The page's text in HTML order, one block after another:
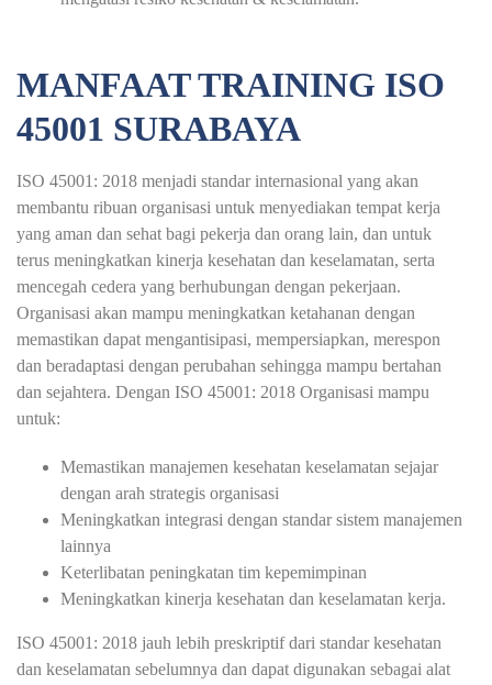
MANFAAT TRAINING ISO
45001 SURABAYA
ISO 45001: 2018 menjadi standar internasional yang akan
membantu ribuan organisasi untuk menyediakan tempat kerja
yang aman dan sehat bagi pekerja dan orang lain, dan untuk
terus meningkatkan kinerja kesehatan dan keselamatan, serta
mencegah cedera yang berhubungan dengan pekerjaan.
Organisasi akan mampu meningkatkan ketahanan dengan
memastikan dapat mengantisipasi, mempersiapkan, merespon
dan beradaptasi dengan perubahan sehingga mampu bertahan
dan sejahtera. Dengan ISO 45001: 2018 Organisasi mampu
untuk:
Memastikan manajemen kesehatan keselamatan sejajar
dengan arah strategis organisasi
Meningkatkan integrasi dengan standar sistem manajemen
lainnya
Keterlibatan peningkatan tim kepemimpinan
Meningkatkan kinerja kesehatan dan keselamatan kerja.
ISO 45001: 2018 jauh lebih preskriptif dari standar kesehatan
dan keselamatan sebelumnya dan dapat digunakan sebagai alat